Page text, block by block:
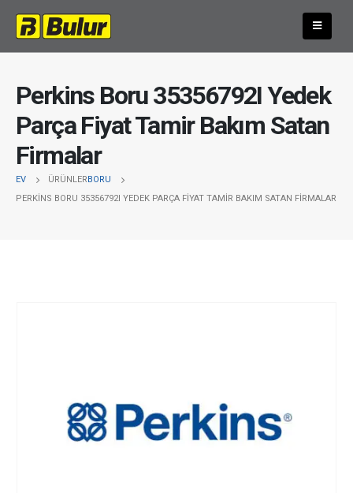
Perkins Boru 35356792I Yedek
Parça Fiyat Tamir Bakım Satan
Firmalar
EV ÜRÜNLERBORU
PERKINS BORU 35356792I YEDEK PARÇA FIYAT TAMIR BAKIM SATAN FIRMALAR